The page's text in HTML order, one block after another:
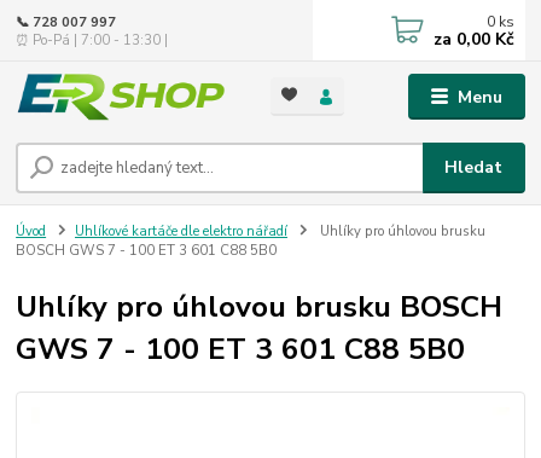
Menu
Hledat
📞 728 007 997
⏰ Po-Pá | 7:00 - 13:30 |
0 ks
za 0,00 Kč
Úvod Uhlíkové kartáče dle elektro nářadí
Uhlíky pro úhlovou brusku
BOSCH GWS 7 - 100 ET 3 601 C88 5B0
Uhlíky pro úhlovou brusku BOSCH
GWS 7 - 100 ET 3 601 C88 5B0